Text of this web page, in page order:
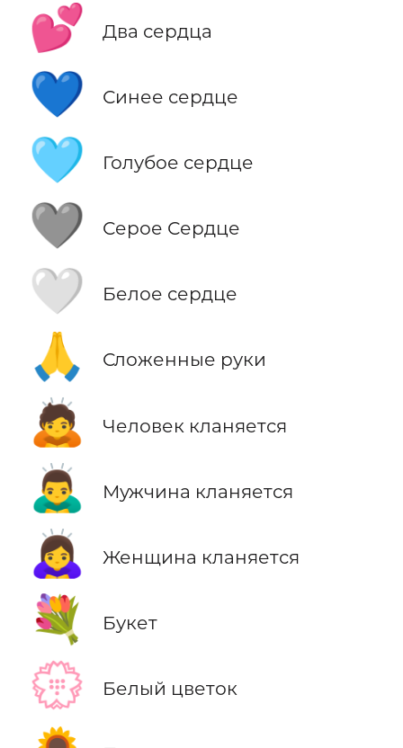
💕 Два сердца
💙 Синее сердце
🩵 Голубое сердце
🩶 Серое Сердце
🤍 Белое сердце
🙏 Сложенные руки
🙇 Человек кланяется
🙇‍♂️ Мужчина кланяется
🙇‍♀️ Женщина кланяется
💐 Букет
💮 Белый цветок